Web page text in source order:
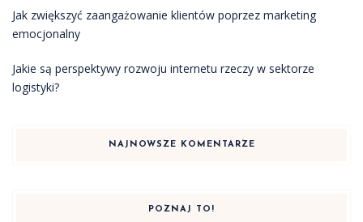
Jak zwiększyć zaangażowanie klientów poprzez marketing
emocjonalny
Jakie są perspektywy rozwoju internetu rzeczy w sektorze
logistyki?
NAJNOWSZE KOMENTARZE
POZNAJ TO!